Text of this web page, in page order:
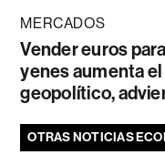
MERCADOS
Vender euros
yenes aumenta
geopolítico,
OTRAS NOTICIAS